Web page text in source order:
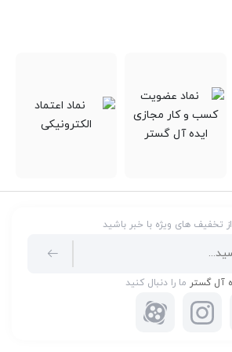
بیش از 30 سال است گام در راه تولید مراکز تلفن نهاده است .
پاناسونیک اولین بار در سال 1986 با تولید مراکز کم ظرفیت خود بازار را
در ظرفیت‌های مختلفی به بازار عرضه
باشید. همچنین در نظر داشته باشید که مرکز
و توسعه را داشته باشد تا در آینده با مشکل
لوازم جانبی سانترالبرای راه اندازی یک تلفن
و امکانات مجموعه شما متغیر است اما
داخلی از سه رکن کلی تشکیل می‌شود: مرکز
از تخفیف های ویژه با خبر باشید
آل گستر ما را دنبال کنید